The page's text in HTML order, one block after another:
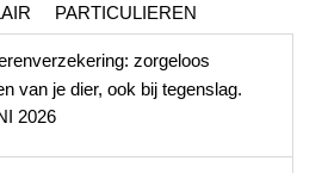
PARTICULIEREN
zorgeloos
van je dier, ook bij tegenslag.
2026